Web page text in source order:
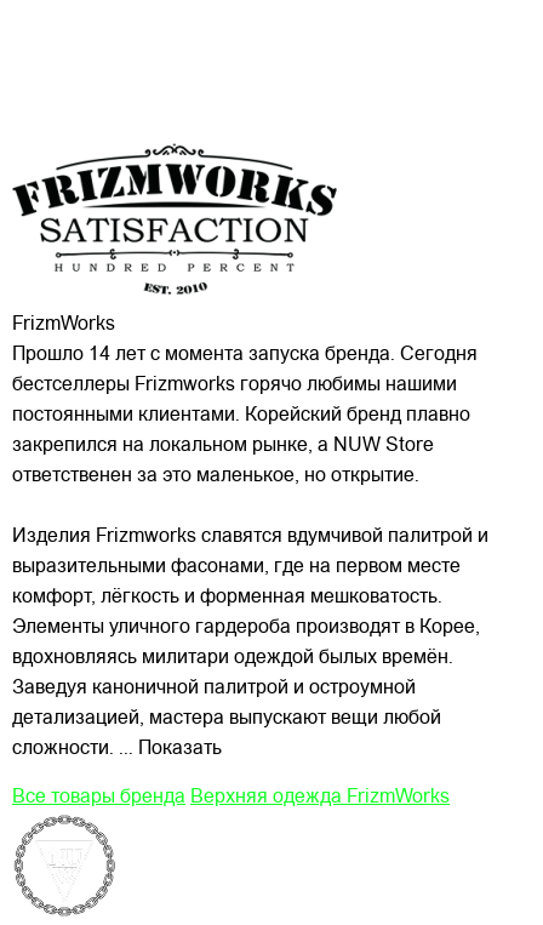
FrizmWorks
Прошло 14 лет с момента запуска бренда. Сегодня
бестселлеры Frizmworks горячо любимы нашими
постоянными клиентами. Корейский бренд плавно
закрепился на локальном рынке, а NUW Store
ответственен за это маленькое, но открытие.
Изделия Frizmworks славятся вдумчивой палитрой и
выразительными фасонами, где на первом месте
комфорт, лёгкость и форменная мешковатость.
Элементы уличного гардероба производят в Корее,
вдохновляясь милитари одеждой былых времён.
Заведуя каноничной палитрой и остроумной
детализацией, мастера выпускают вещи любой
сложности. ... Показать
Все товары бренда Верхняя одежда FrizmWorks